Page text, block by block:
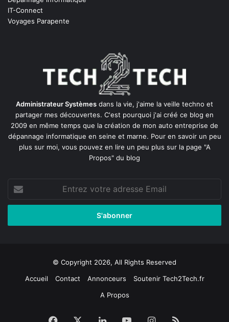
IT-Connect
Voyages Parapente
Administrateur Systèmes dans la vie, j'aime la veille techno et
partager mes découvertes. C'est pourquoi j'ai créé ce blog en
2009 en même temps que la création de mon auto entreprise de
dépannage informatique en seine et marne. Pour en savoir un peu
plus sur moi, vous pouvez en lire un peu plus sur la page "A
Propos" du blog
votre
adresse
© Copyright 2026, All Rights Reserved
Accueil
Contact Annonceurs
Soutenir Tech2Tech.fr
A Propos